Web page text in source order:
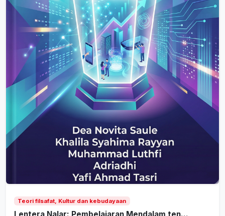
Teori filsafat, Kultur dan kebudayaan